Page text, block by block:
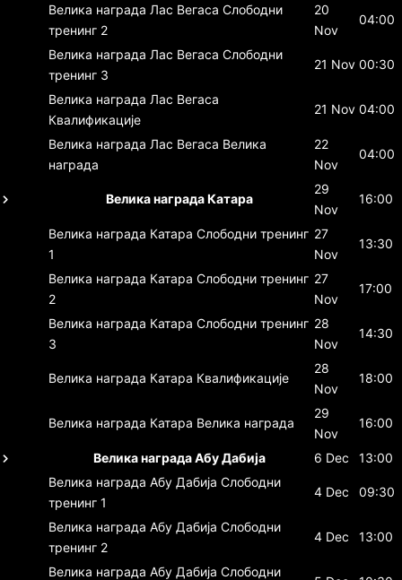
Велика награда Лас Вегаса Слободни
тренинг 2
20
Nov
04:00
Велика награда Лас Вегаса Слободни
тренинг 3
21 Nov 00:30
Велика награда Лас Вегаса
Квалификације
21 Nov 04:00
Велика награда Лас Вегаса Велика
награда
22
Nov
04:00
Велика награда Катара
29
Nov
16:00
Велика награда Катара Слободни тренинг
1
27
Nov
13:30
Велика награда Катара Слободни тренинг
2
27
Nov
17:00
Велика награда Катара Слободни тренинг
3
28
Nov
14:30
Велика награда Катара Квалификације
28
Nov
18:00
Велика награда Катара Велика награда
29
Nov
16:00
Велика награда Абу Дабија 6 Dec
13:00
Велика награда Абу Дабија Слободни
тренинг 1
4 Dec 09:30
Велика награда Абу Дабија Слободни
тренинг 2
4 Dec 13:00
Велика награда Абу Дабија Слободни